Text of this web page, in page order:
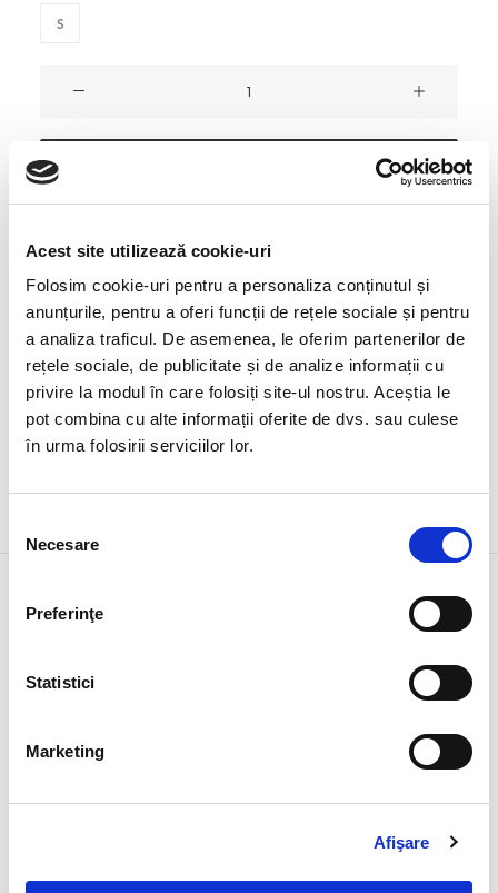
Acest site utilizează cookie-uri
Folosim cookie-uri pentru a personaliza conținutul și
anunțurile, pentru a oferi funcții de rețele sociale și pentru
a analiza traficul. De asemenea, le oferim partenerilor de
rețele sociale, de publicitate și de analize informații cu
privire la modul în care folosiți site-ul nostru. Aceștia le
pot combina cu alte informații oferite de dvs. sau culese
în urma folosirii serviciilor lor.
consimțământului
Necesare
Preferinţe
Statistici
Marketing
Afişare
S
Vanessa
din
Timp estimat de livrare: 1-2 zile lucrătoare
Transport gratuit la comenzi de peste 1000 RON
Retur simplificat cu banii înapoi în 24H
Produs fabricat în România
Anunță-mă când revine în stoc